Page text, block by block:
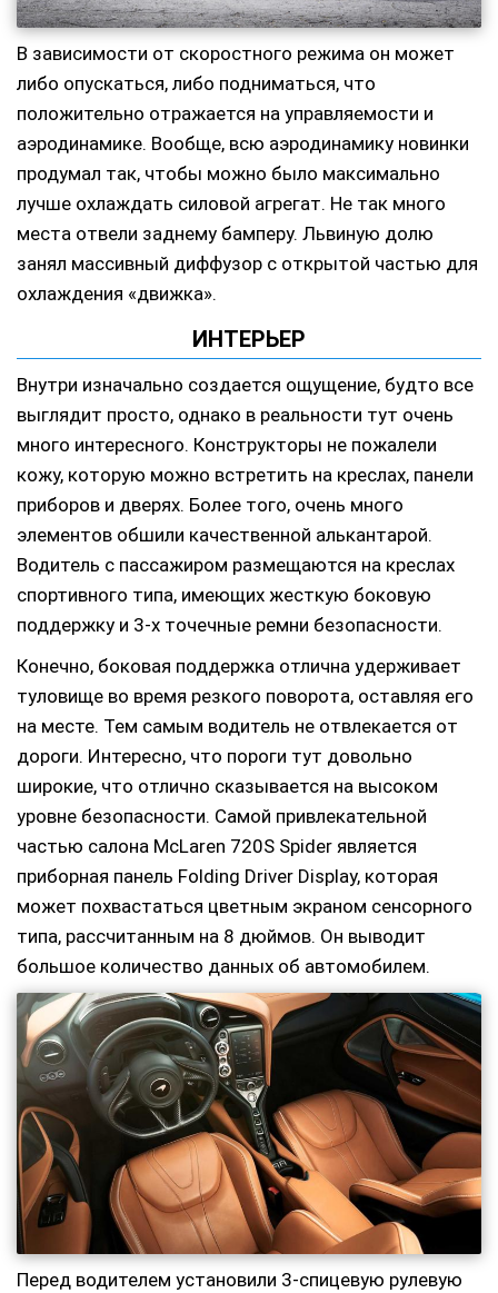
В зависимости от скоростного режима он может
либо опускаться, либо подниматься, что
положительно отражается на управляемости и
аэродинамике. Вообще, всю аэродинамику новинки
продумал так, чтобы можно было максимально
лучше охлаждать силовой агрегат. Не так много
места отвели заднему бамперу. Львиную долю
занял массивный диффузор с открытой частью для
охлаждения «движка».
ИНТЕРЬЕР
Внутри изначально создается ощущение, будто все
выглядит просто, однако в реальности тут очень
много интересного. Конструкторы не пожалели
кожу, которую можно встретить на креслах, панели
приборов и дверях. Более того, очень много
элементов обшили качественной алькантарой.
Водитель с пассажиром размещаются на креслах
спортивного типа, имеющих жесткую боковую
поддержку и 3-х точечные ремни безопасности.
Конечно, боковая поддержка отлична удерживает
туловище во время резкого поворота, оставляя его
на месте. Тем самым водитель не отвлекается от
дороги. Интересно, что пороги тут довольно
широкие, что отлично сказывается на высоком
уровне безопасности. Самой привлекательной
частью салона McLaren 720S Spider является
приборная панель Folding Driver Display, которая
может похвастаться цветным экраном сенсорного
типа, рассчитанным на 8 дюймов. Он выводит
большое количество данных об автомобилем.
Перед водителем установили 3-спицевую рулевую